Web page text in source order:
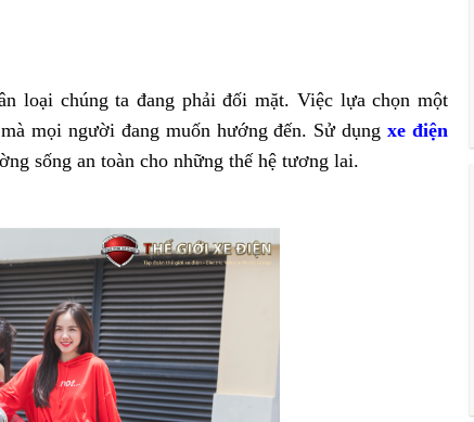
loại chúng ta đang phải đối mặt. Việc lựa chọn một
mọi người đang muốn hướng đến. Sử dụngxe điện
sống an toàn cho những thế hệ tương lai.